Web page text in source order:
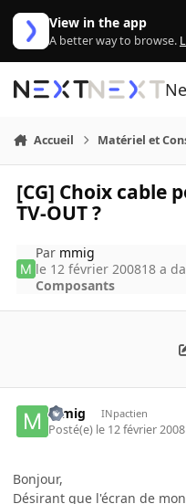
Aller au contenu
View in the app
A better way to browse.
Accueil Matériel et
[CG] Choix cable
TV-OUT ?
Par mmig
le 12 février 200818 a
Composants
mmig INpactien
Posté(e) le 12 février 2008
Bonjour,
Désirant que l'écran de